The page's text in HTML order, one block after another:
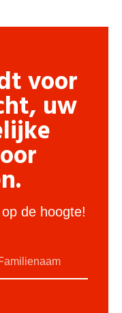
voor
uw
de hoogte!